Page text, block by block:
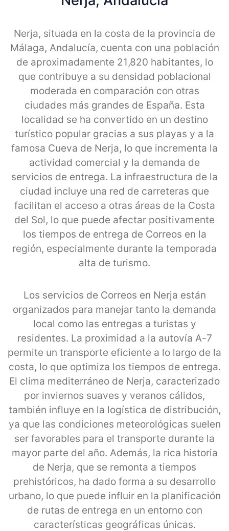
Nerja, situada en la costa de la provincia de
Málaga, Andalucía, cuenta con una población
de aproximadamente 21,820 habitantes, lo
que contribuye a su densidad poblacional
moderada en comparación con otras
ciudades más grandes de España. Esta
localidad se ha convertido en un destino
turístico popular gracias a sus playas y a la
famosa Cueva de Nerja, lo que incrementa la
actividad comercial y la demanda de
servicios de entrega. La infraestructura de la
ciudad incluye una red de carreteras que
facilitan el acceso a otras áreas de la Costa
del Sol, lo que puede afectar positivamente
los tiempos de entrega de Correos en la
región, especialmente durante la temporada
alta de turismo.
Los servicios de Correos en Nerja están
organizados para manejar tanto la demanda
local como las entregas a turistas y
residentes. La proximidad a la autovía A-7
permite un transporte eficiente a lo largo de la
costa, lo que optimiza los tiempos de entrega.
El clima mediterráneo de Nerja, caracterizado
por inviernos suaves y veranos cálidos,
también influye en la logística de distribución,
ya que las condiciones meteorológicas suelen
ser favorables para el transporte durante la
mayor parte del año. Además, la rica historia
de Nerja, que se remonta a tiempos
prehistóricos, ha dado forma a su desarrollo
urbano, lo que puede influir en la planificación
de rutas de entrega en un entorno con
características geográficas únicas.